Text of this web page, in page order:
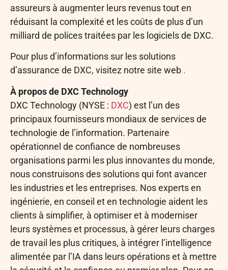
assureurs à augmenter leurs revenus tout en
réduisant la complexité et les coûts de plus d’un
milliard de polices traitées par les logiciels de DXC.
Pour plus d’informations sur les solutions
d’assurance de DXC, visitez notre site web .
À propos de DXC Technology
DXC Technology (NYSE : DXC) est l’un des
principaux fournisseurs mondiaux de services de
technologie de l’information. Partenaire
opérationnel de confiance de nombreuses
organisations parmi les plus innovantes du monde,
nous construisons des solutions qui font avancer
les industries et les entreprises. Nos experts en
ingénierie, en conseil et en technologie aident les
clients à simplifier, à optimiser et à moderniser
leurs systèmes et processus, à gérer leurs charges
de travail les plus critiques, à intégrer l’intelligence
alimentée par l’IA dans leurs opérations et à mettre